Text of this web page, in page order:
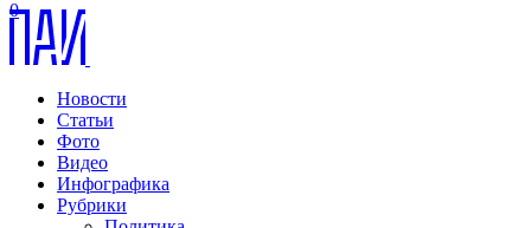
Новости
Статьи
Фото
Видео
Инфографика
Рубрики
0